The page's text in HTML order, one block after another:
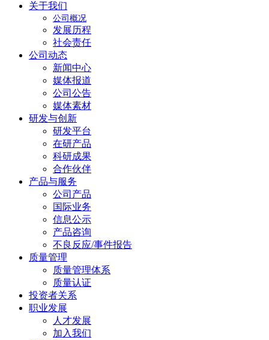
关于我们
公司概况
发展历程
社会责任
公司动态
新闻中心
媒体报道
公司公告
媒体素材
研发与创新
研发平台
在研产品
科研成果
合作伙伴
产品与服务
公司产品
国际业务
信息公示
产品咨询
不良反应/事件报告
质量管理
质量管理体系
质量认证
投资者关系
职业发展
人才发展
加入我们